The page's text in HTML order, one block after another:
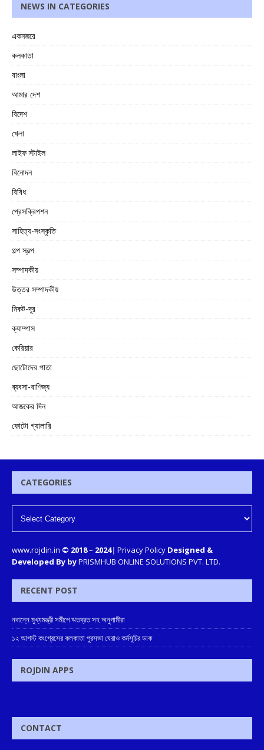
NEWS IN CATEGORIES
একনজরে
কলকাতা
বাংলা
আমার দেশ
বিদেশ
খেলা
লাইফ স্টাইল
বিনোদন
বিবিধ
প্রেসক্রিপশন
সাহিত্য-সংস্কৃতি
গল্প স্বল্প
সম্পাদকীয়
উত্তর সম্পাদকীয়
নিকট-দূর
ক্যাম্পাস
কেরিয়ার
ছোটোদের পাতা
ব্যবসা-বাণিজ্য
আজকের দিন
ফোটো গ্যালারি
CATEGORIES
www.rojdin.in © 2018– 2024| Privacy Policy Designed &
Developed By byPRISMHUB ONLINE SOLUTIONS PVT. LTD.
RECENT POST
নবান্নে মুখ্যমন্ত্রী সমীপে ঋতব্রত সহ অনুগামীরা
১২ আগস্ট কংগ্রেসের কলকাতা পুরসভা ঘেরাও কর্মসূচির ডাক
ROJDIN APPS
CONTACT